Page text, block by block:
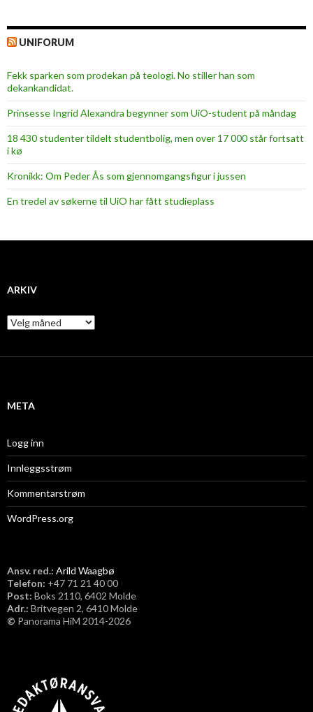
UNIFORUM
Fekk sparken som prodekan på teologi. No stiller han som
dekankandidat.
Prinsesse Ingrid Alexandra begynner som UiO-student på måndag
18 430 studenter tildelt studentbolig, men over 17 000 står fortsatt
i kø
Kronikk: Om Peder Ås som gjennomgangsfigur i jussen
En tredel av søkerne til UiO har fått studieplass
ARKIV
A
r
i
META
Logg inn
Innleggsstrøm
Kommentarstrøm
WordPress.org
Ansv. red.: Arild Waagbø
Telefon: ​+47 71 21 40 00
Post: Boks 2110, 6402 Molde
Adr.: Britvegen 2, 6410 Molde
© Panorama HiM 2014-2026